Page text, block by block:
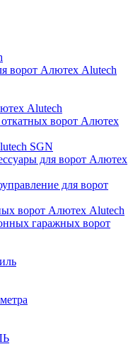
ворот Алютех Alutech
Alutech
ворот Алютех
SGN
для ворот Алютех
для ворот
ворот Алютех Alutech
гаражных ворот